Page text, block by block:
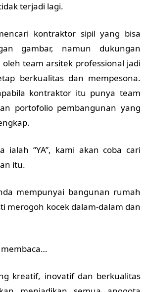
terjadi lagi.
kontraktor sipil yang bisa
gambar, namun dukungan
team arsitek professional jadi
berkualitas dan mempesona.
kontraktor itu punya team
portofolio pembangunan yang
ialah “YA”, kami akan coba cari
itu.
mempunyai bangunan rumah
merogoh kocek dalam-dalam dan
kreatif, inovatif dan berkualitas